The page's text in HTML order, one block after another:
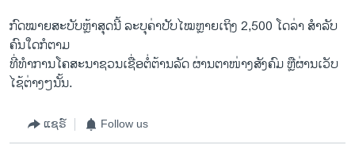
ກົດໝາຍ​ສະບັບຫຼ້າສຸດ​ນີ້ ລະບຸ​ຄ່າປັບ​ໄໝ​ຫຼາຍ​ເຖິງ 2,500 ​ໂດ​ລ່າ ສໍາລັບ
ຄົນ​ໃດກໍ​ຕາມ
ທີ່​ທໍາ​ການໂຄສະນາ​ຊວນ​ເຊື່ອ​ຕໍ່ຕ້ານ​ລັດ ຜ່ານ​ຕາໜ່າງສັງຄົມ ຫຼື​ຜ່ານ​ເວັບ​
ໄຊ້ຕ່າງໆນັ້ນ.
ແຊຣ໌ Follow us